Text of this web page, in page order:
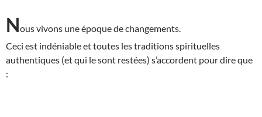
Nous vivons une époque de changements.
Ceci est indéniable et toutes les traditions spirituelles
authentiques (et qui le sont restées) s’accordent pour dire que
: